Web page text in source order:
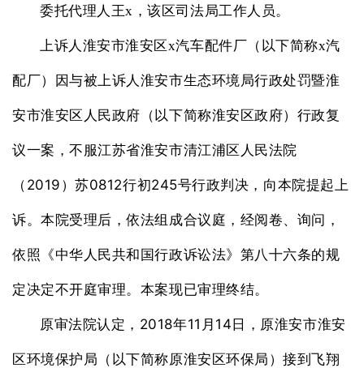
委托代理人王x，该区司法局工作人员。
上诉人淮安市淮安区x汽车配件厂（以下简称x汽
配厂）因与被上诉人淮安市生态环境局行政处罚暨淮
安市淮安区人民政府（以下简称淮安区政府）行政复
议一案，不服江苏省淮安市清江浦区人民法院
（ 2019 ）苏0812行初245号行政判决，向本院提起上
诉。本院受理后，依法组成合议庭，经阅卷、询问，
依照《中华人民共和国行政诉讼法》第八十六条的规
定决定不开庭审理。本案现已审理终结。
原审法院认定， 2018年11 月 14 日，原淮安市淮安
区环境保护局（以下简称原淮安区环保局）接到飞翔